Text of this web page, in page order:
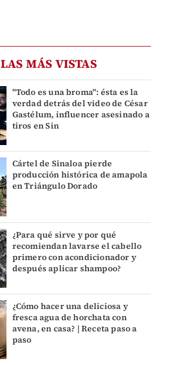
LAS MÁS VISTAS
"Todo es una broma": ésta es la
verdad detrás del video de César
Gastélum, influencer asesinado a
tiros en Sin
Cártel de Sinaloa pierde
producción histórica de amapola
en Triángulo Dorado
¿Para qué sirve y por qué
recomiendan lavarse el cabello
primero con acondicionador y
después aplicar shampoo?
¿Cómo hacer una deliciosa y
fresca agua de horchata con
avena, en casa? | Receta paso a
paso